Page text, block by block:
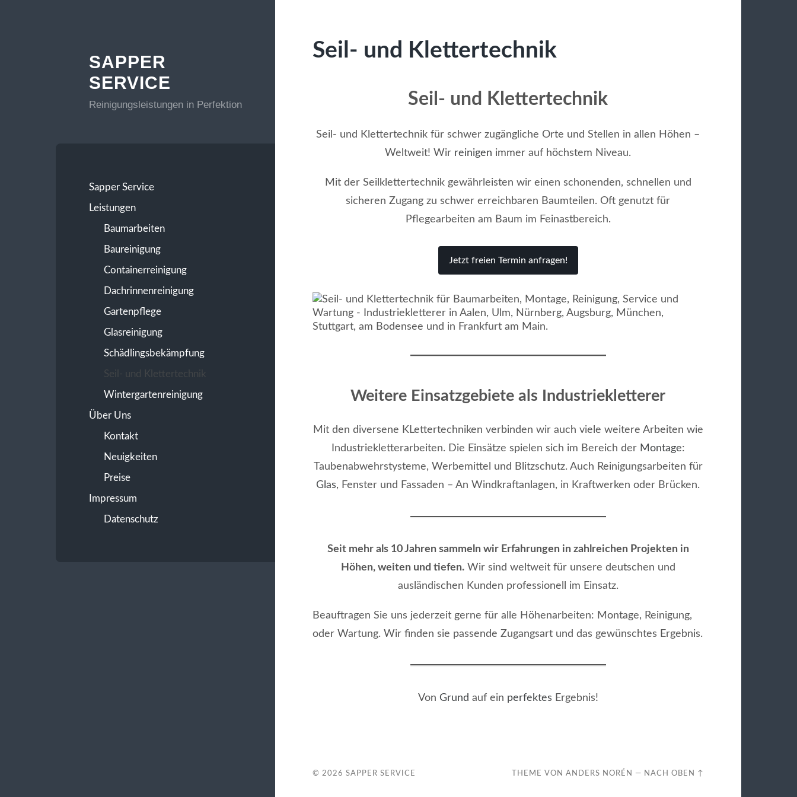
SAPPER
SERVICE
Reinigungsleistungen in Perfektion
Sapper Service
Leistungen
Baumarbeiten
Baureinigung
Containerreinigung
Dachrinnenreinigung
Gartenpflege
Glasreinigung
Schädlingsbekämpfung
Seil- und Klettertechnik
Wintergartenreinigung
Über Uns
Kontakt
Neuigkeiten
Preise
Impressum
Datenschutz
Seil- und Klettertechnik
Seil- und Klettertechnik
Seil- und Klettertechnik für schwer zugängliche Orte und Stellen in allen Höhen –
Weltweit! Wir reinigen immer auf höchstem Niveau.
Mit der Seilklettertechnik gewährleisten wir einen schonenden, schnellen und
sicheren Zugang zu schwer erreichbaren Baumteilen. Oft genutzt für
Pflegearbeiten am Baum im Feinastbereich.
Jetzt freien Termin anfragen!
Weitere Einsatzgebiete als Industriekletterer
Mit den diversene KLettertechniken verbinden wir auch viele weitere Arbeiten wie
Industriekletterarbeiten. Die Einsätze spielen sich im Bereich der Montage:
Taubenabwehrstysteme, Werbemittel und Blitzschutz. Auch Reinigungsarbeiten für
Glas, Fenster und Fassaden – An Windkraftanlagen, in Kraftwerken oder Brücken.
Seit mehr als 10 Jahren sammeln wir Erfahrungen in zahlreichen Projekten in
Höhen, weiten und tiefen.Wir sind weltweit für unsere deutschen und
ausländischen Kunden professionell im Einsatz.
Beauftragen Sie uns jederzeit gerne für alle Höhenarbeiten: Montage, Reinigung,
oder Wartung. Wir finden sie passende Zugangsart und das gewünschtes Ergebnis.
Von Grund auf ein perfektes Ergebnis!
© 2026 SAPPER SERVICE THEME VONANDERS NORÉN — NACH OBEN ↑